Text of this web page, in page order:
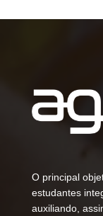
O principal
estudantes
auxiliando,